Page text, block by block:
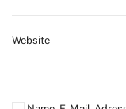
Website